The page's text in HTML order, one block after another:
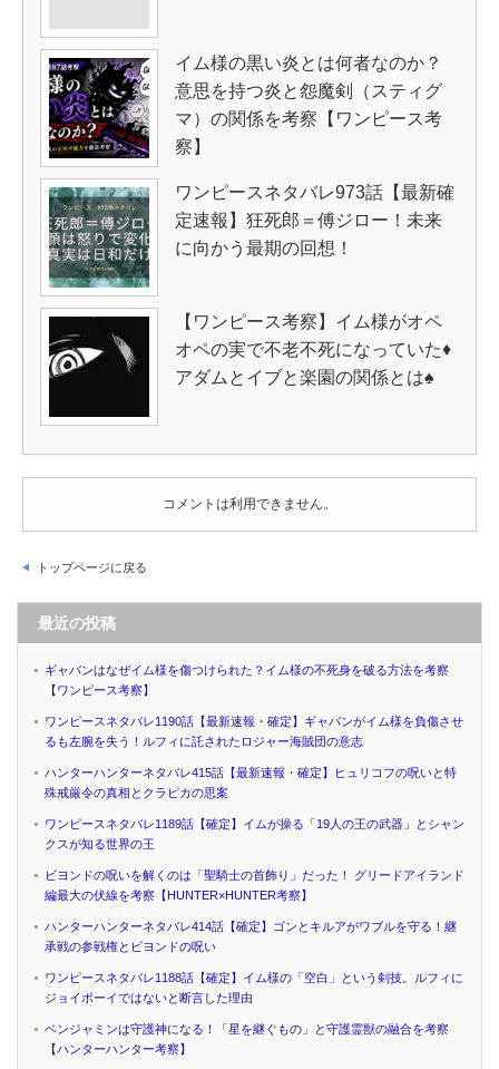
イム様の黒い炎とは何者なのか？
意思を持つ炎と怨魔剣（スティグ
マ）の関係を考察【ワンピース考
察】
ワンピースネタバレ973話【最新確
定速報】狂死郎＝傅ジロー！未来
に向かう最期の回想！
【ワンピース考察】イム様がオペ
オペの実で不老不死になっていた♦
アダムとイブと楽園の関係とは♠
コメントは利用できません。
トップページに戻る
最近の投稿
ギャバンはなぜイム様を傷つけられた？イム様の不死身を破る方法を考察
【ワンピース考察】
ワンピースネタバレ1190話【最新速報・確定】ギャバンがイム様を負傷させ
るも左腕を失う！ルフィに託されたロジャー海賊団の意志
ハンターハンターネタバレ415話【最新速報・確定】ヒュリコフの呪いと特
殊戒厳令の真相とクラピカの思案
ワンピースネタバレ1189話【確定】イムが操る「19人の王の武器」とシャン
クスが知る世界の王
ビヨンドの呪いを解くのは「聖騎士の首飾り」だった！ グリードアイランド
編最大の伏線を考察【HUNTER×HUNTER考察】
ハンターハンターネタバレ414話【確定】ゴンとキルアがワブルを守る！継
承戦の参戦権とビヨンドの呪い
ワンピースネタバレ1188話【確定】イム様の「空白」という剣技。ルフィに
ジョイボーイではないと断言した理由
ベンジャミンは守護神になる！「星を継ぐもの」と守護霊獣の融合を考察
【ハンターハンター考察】